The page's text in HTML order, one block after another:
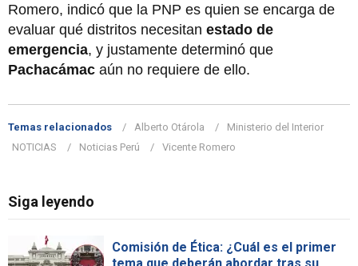
Romero, indicó que la PNP es quien se encarga de
evaluar qué distritos necesitan estado de
emergencia, y justamente determinó que
Pachacámac aún no requiere de ello.
Temas relacionados Alberto Otárola
Ministerio del Interior
NOTICIAS
Noticias Perú Vicente Romero
Siga leyendo
Comisión de Ética: ¿Cuál es el primer